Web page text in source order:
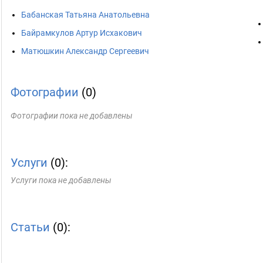
Бабанская Татьяна Анатольевна
Байрамкулов Артур Исхакович
Матюшкин Александр Сергеевич
Фотографии (0)
Фотографии пока не добавлены
Услуги (0):
Услуги пока не добавлены
Статьи (0):